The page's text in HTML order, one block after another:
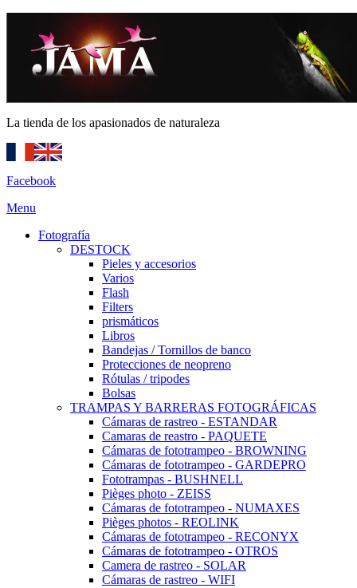
La tienda de los apasionados de naturaleza
Facebook
Menu
Fotografía
DESTOCK
Pieles y accesorios
Varios
Flash
Filters
prismáticos
Libros
Bandejas / Tornillos de banco
Protecciones de neopreno
Rótulas / tripodes
Bolsas
TRAMPAS Y BARRERAS FOTOGRÁFICAS
Cámaras de rastreo - ESTANDAR
Camaras de reastro - PAQUETE
Cámaras de fototrampeo - BROWNING
Cámaras de fototrampeo - GARDEPRO
Fototrampas - BUSHNELL
Pièges photo - ZEISS
Cámaras de fototrampeo - NUMAXES
Pièges photos - REOLINK
Cámaras de fototrampeo - RECONYX
Cámaras de fototrampeo - OTROS
Camera de rastreo - SOLAR
Cámaras de rastreo - WIFI